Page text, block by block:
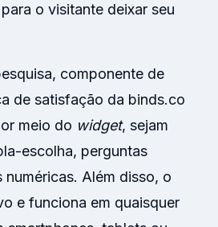
o visitante deixar seu
componente de
de satisfação da binds.co
meio do widget, sejam
escolha, perguntas
numéricas. Além disso, o
e funciona em quaisquer